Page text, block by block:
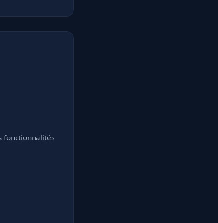
fonctionnalités